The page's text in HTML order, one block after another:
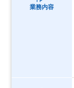
業務内容